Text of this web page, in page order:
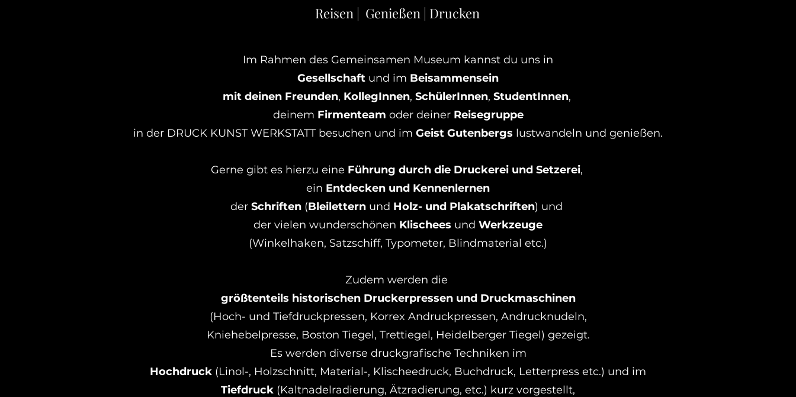
Reisen | Genießen | Drucken
Im Rahmen des Gemeinsamen Museum kannst du uns in
Gesellschaft und im Beisammensein
mit deinen Freunden, KollegInnen, SchülerInnen, StudentInnen,
deinem Firmenteam oder deinerReisegruppe
in der DRUCK KUNST WERKSTATT besuchen und im Geist Gutenbergs lustwandeln und genießen.
Gerne gibtes hierzu eine Führung durch die Druckerei und Setzerei,
ein Entdecken und Kennenlernen
der Schriften (Bleilettern und Holz- und Plakatschriften) und
der vielen wunderschönen Klischees und Werkzeuge
(Winkelhaken, Satzschiff, Typometer, Blindmaterial etc.)
Zudem werden die
größtenteils historischen Druckerpressen und Druckmaschinen
(Hoch- und Tiefdruckpressen, Korrex Andruckpressen, Andrucknudeln,
Kniehebelpresse, Boston Tiegel, Trettiegel, Heidelberger Tiegel) gezeigt.
Es werden diverse druckgrafische Techniken im
Hochdruck (Linol-, Holzschnitt, Material-, Klischeedruck, Buchdruck, Letterpress etc.) und im
Tiefdruck (Kaltnadelradierung, Ätzradierung, etc.) kurz vorgestellt,